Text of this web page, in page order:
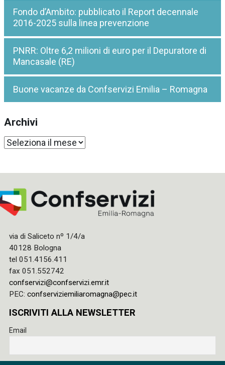
Fondo d’Ambito: pubblicato il Report decennale
2016-2025 sulla linea prevenzione
PNRR: Oltre 6,2 milioni di euro per il Depuratore di
Mancasale (RE)
Buone vacanze da Confservizi Emilia – Romagna
Archivi
Archivi
via di Saliceto nº 1/4/a
40128 Bologna
tel 051.4156.411
fax 051.552742
confservizi@confservizi.emr.it
PEC: confserviziemiliaromagna@pec.it
ISCRIVITI ALLA NEWSLETTER
Email